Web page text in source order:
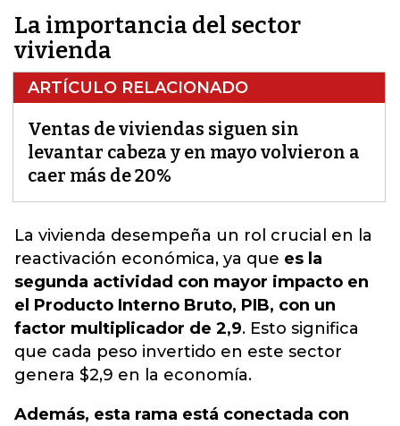
La importancia del sector
vivienda
ARTÍCULO RELACIONADO
Ventas de viviendas siguen sin
levantar cabeza y en mayo volvieron a
caer más de 20%
La vivienda desempeña un rol crucial en la
reactivación económica, ya que es la
segunda actividad con mayor impacto en
el Producto Interno Bruto, PIB, con un
factor multiplicador de 2,9. Esto significa
que cada peso invertido en este sector
genera $2,9 en la economía.
Además, esta rama está conectada con